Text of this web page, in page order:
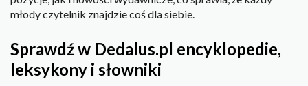
młody czytelnik znajdzie coś dla siebie.
Sprawdź w Dedalus.pl encyklopedie,
leksykony i słowniki